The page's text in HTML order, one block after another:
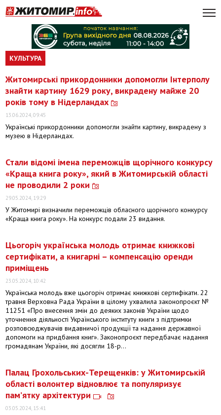
КУЛЬТУРА
Житомирські прикордонники допомогли Інтерполу
знайти картину 1629 року, викрадену майже 20
років тому в Нідерландах
13.06.2024, 09:45
Українські прикордонники допомогли знайти картину, викрадену з
музею в Нідерландах.
Стали відомі імена переможців щорічного конкурсу
«Краща книга року», який в Житомирській області
не проводили 2 роки
29.05.2024, 19:29
У Житомирі визначили переможців обласного щорічного конкурсу
«Краща книга року». На конкурс подали 23 видання.
Цьогоріч українська молодь отримає книжкові
сертифікати, а книгарні – компенсацію оренди
приміщень
23.05.2024, 10:42
Українська молодь вже цьогоріч отримає книжкові сертифікати. 22
травня Верховна Рада України в цілому ухвалила законопроєкт №
11251 «Про внесення змін до деяких законів України щодо
уточнення діяльності Українського інституту книги з підтримки
розповсюджувачів видавничої продукції та надання державної
допомоги на придбання книг». Законопроєкт передбачає надання
громадянам України, які досягли 18-р...
Палац Грохольських-Терещенків: у Житомирській
області волонтер відновлює та популяризує
пам’ятку архітектури
03.05.2024, 15:41